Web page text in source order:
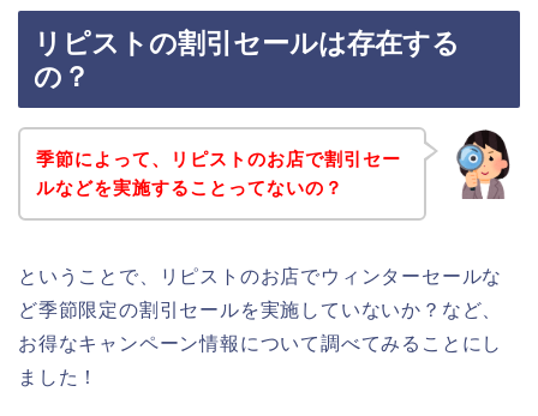
リピストの割引セールは存在する
の？
季節によって、リピストのお店で割引セー
ルなどを実施することってないの？
ということで、リピストのお店でウィンターセールな
ど季節限定の割引セールを実施していないか？など、
お得なキャンペーン情報について調べてみることにし
ました！